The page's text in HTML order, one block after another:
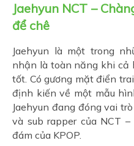
Jaehyun NCT –
để chê
Jaehyun là một trong
nhận là toàn năng khi cả
tốt. Có gương mặt điển
định kiến về một mẫu
Jaehyun đang đóng vai
và sub rapper của NCT
đám của KPOP.